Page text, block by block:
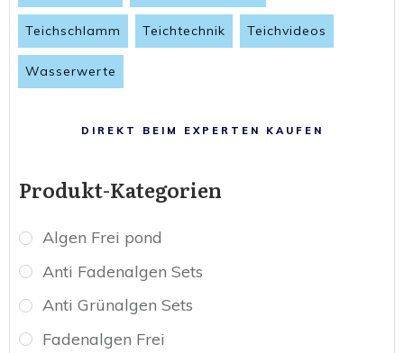
Teichschlamm Teichtechnik Teichvideos
Wasserwerte
DIREKT BEIM EXPERTEN KAUFEN
Produkt-Kategorien
Algen Frei pond
Anti Fadenalgen Sets
Anti Grünalgen Sets
Fadenalgen Frei